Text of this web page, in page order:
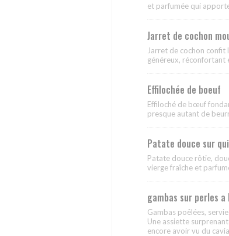
et parfumée qui
Jarret de cochon
Jarret de cochon confit
généreux, réconfortant
Effilochée de boeuf
Effiloché de bœuf
presque autant de
Patate douce sur
Patate douce rôtie,
vierge fraîche et
gambas sur perles
Gambas poêlées,
Une assiette
encore avoir vu du